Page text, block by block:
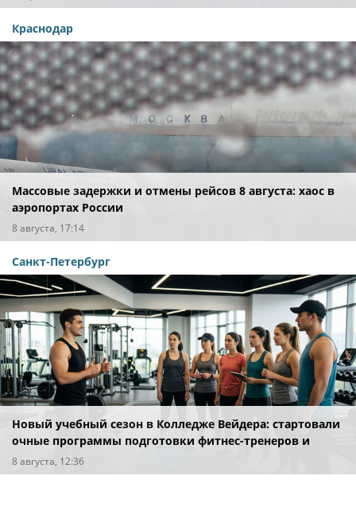
Краснодар
Массовые задержки и отмены рейсов 8 августа: хаос в
аэропортах России
8 августа, 17:14
Санкт-Петербург
Новый учебный сезон в Колледже Вейдера: стартовали
очные программы подготовки фитнес-тренеров и
специалистов индустрии здоровья
8 августа, 12:36